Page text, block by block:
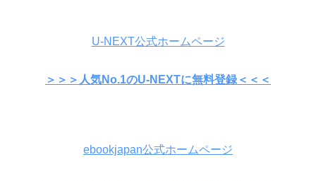
U-NEXT公式ホームページ
＞＞＞人気No.1のU-NEXTに無料登録＜＜＜
ebookjapan公式ホームページ